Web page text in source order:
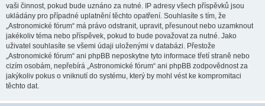
vaši činnost, pokud bude uznáno za nutné. IP adresy všech příspěvků jsou
ukládány pro případné uplatnění těchto opatření. Souhlasíte s tím, že
„Astronomické fórum“ má právo odstranit, upravit, přesunout nebo uzamknout
jakékoliv téma nebo příspěvek, pokud to bude považovat za nutné. Jako
uživatel souhlasíte se všemi údaji uloženými v databázi. Přestože
„Astronomické fórum“ ani phpBB neposkytne tyto informace třetí straně nebo
cizím osobám, nepřebírá „Astronomické fórum“ ani phpBB zodpovědnost za
jakýkoliv pokus o vniknutí do systému, který by mohl vést ke kompromitaci
těchto dat.